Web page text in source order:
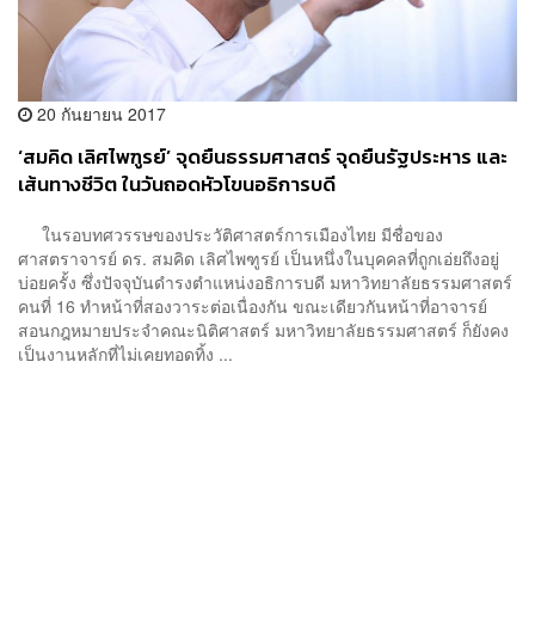
20 กันยายน 2017
‘สมคิด เลิศไพฑูรย์’ จุดยืนธรรมศาสตร์ จุดยืนรัฐประหาร และ
เส้นทางชีวิต ในวันถอดหัวโขนอธิการบดี
ในรอบทศวรรษของประวัติศาสตร์การเมืองไทย มีชื่อของ
ศาสตราจารย์ ดร. สมคิด เลิศไพฑูรย์ เป็นหนึ่งในบุคคลที่ถูกเอ่ยถึงอยู่
บ่อยครั้ง ซึ่งปัจจุบันดำรงตำแหน่งอธิการบดี มหาวิทยาลัยธรรมศาสตร์
คนที่ 16 ทำหน้าที่สองวาระต่อเนื่องกัน ขณะเดียวกันหน้าที่อาจารย์
สอนกฎหมายประจำคณะนิติศาสตร์ มหาวิทยาลัยธรรมศาสตร์ ก็ยังคง
เป็นงานหลักที่ไม่เคยทอดทิ้ง ...